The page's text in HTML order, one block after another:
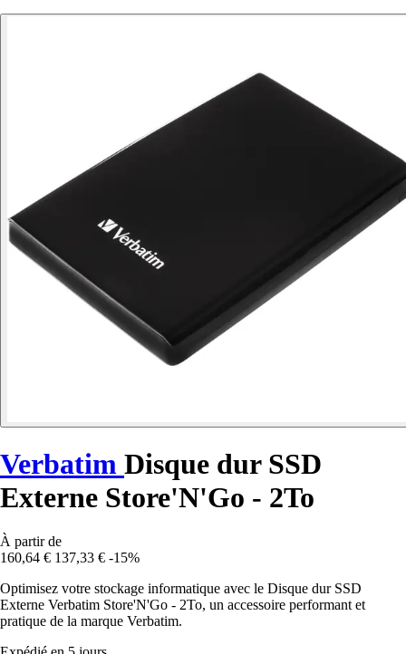
Verbatim Disque dur SSD
Externe Store'N'Go - 2To
À partir de
160,64 € 137,33 € -15%
Optimisez votre stockage informatique avec le Disque dur SSD
Externe Verbatim Store'N'Go - 2To, un accessoire performant et
pratique de la marque Verbatim.